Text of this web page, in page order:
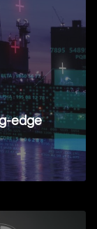
edge